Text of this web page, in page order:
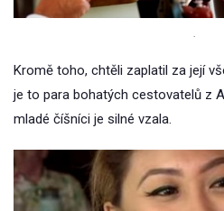
.
Kromě toho, chtěli zaplatil za její
je to para bohatých cestovatelů z
mladé číšníci je silné vzala.